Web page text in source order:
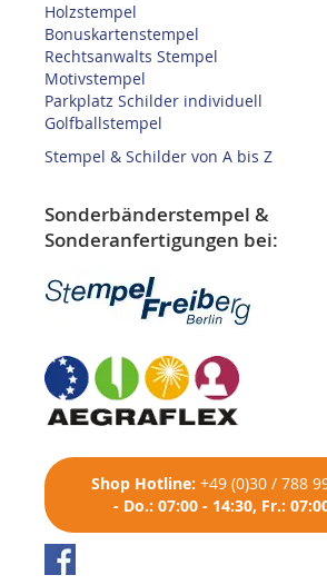
Holzstempel
Bonuskartenstempel
Rechtsanwalts Stempel
Motivstempel
Parkplatz Schilder individuell
Golfballstempel
Stempel & Schilder von A bis Z
Sonderbänderstempel &
Sonderanfertigungen bei:
Shop Hotline: +49 (0)30 / 788
- Do.: 07:00 - 14:30, Fr.: